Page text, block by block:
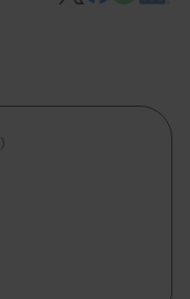
（初級）
チファクトを含